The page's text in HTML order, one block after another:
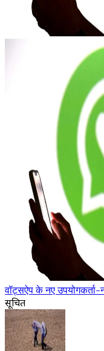
वॉट्सऐप के नए
सूचित